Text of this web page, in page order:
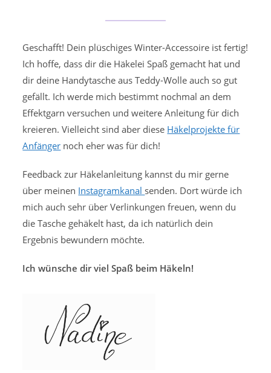
Geschafft! Dein plüschiges Winter-Accessoire ist fertig!
Ich hoffe, dass dir die Häkelei Spaß gemacht hat und
dir deine Handytasche aus Teddy-Wolle auch so gut
gefällt. Ich werde mich bestimmt nochmal an dem
Effektgarn versuchen und weitere Anleitung für dich
kreieren. Vielleicht sind aber diese Häkelprojekte für
Anfänger noch eher was für dich!
Feedback zur Häkelanleitung kannst du mir gerne
über meinen Instagramkanalsenden. Dort würde ich
mich auch sehr über Verlinkungen freuen, wenn du
die Tasche gehäkelt hast, da ich natürlich dein
Ergebnis bewundern möchte.
Ich wünsche dir viel Spaß beim Häkeln!